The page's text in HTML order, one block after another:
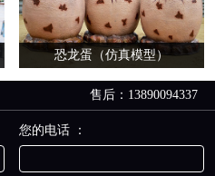
恐龙蛋（仿真模型）
售后：13890094337
您的电话 ：